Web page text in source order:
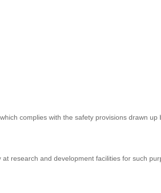
complies with the safety provisions drawn up
research and development facilities for such